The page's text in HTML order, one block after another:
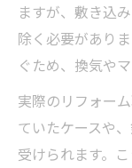
ますが、敷き込
除く必要があり
ぐため、換気や
実際のリフォー
ていたケースや
受けられます。